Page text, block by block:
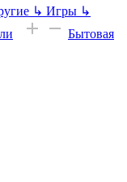
↳ Игры ↳
Бытовая